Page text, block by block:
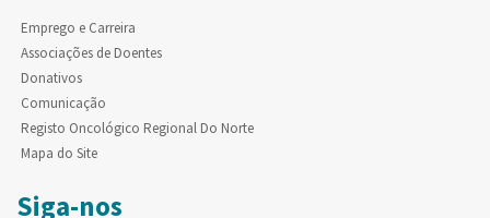
Emprego e Carreira
Associações de Doentes
Donativos
Comunicação
Registo Oncológico Regional Do Norte
Mapa do Site
Siga-nos